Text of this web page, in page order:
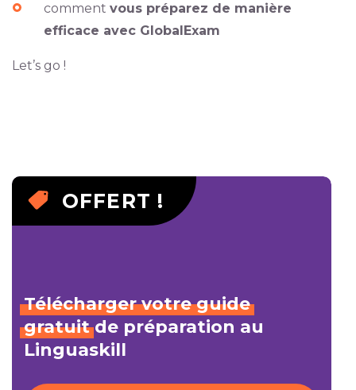
comment vous préparez de manière
efficace avec GlobalExam
Let’s go !
OFFERT !
Télécharger votre guide
gratuitde préparation au
Linguaskill